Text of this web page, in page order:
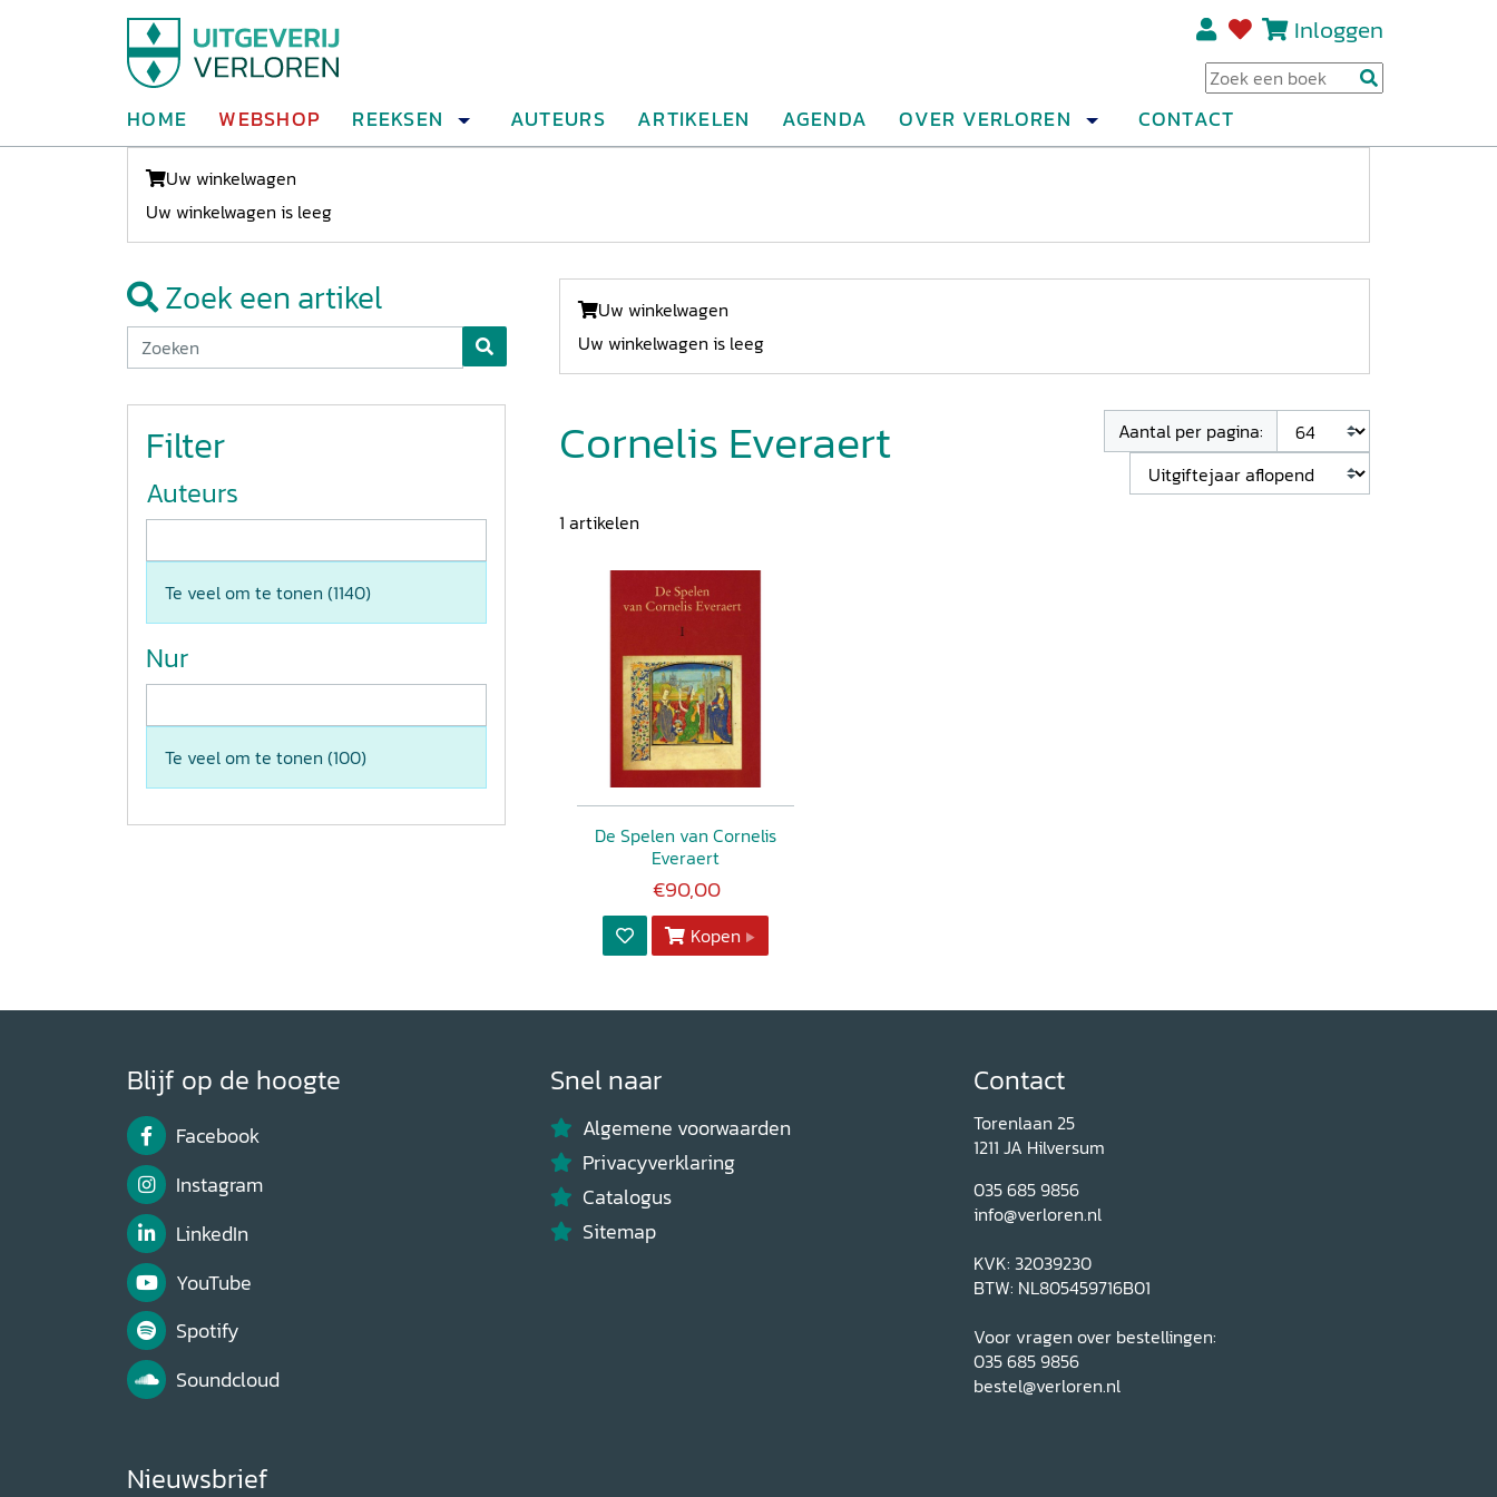
Inloggen
HOME WEBSHOP REEKSEN AUTEURS ARTIKELEN AGENDA OVER VERLOREN CONTACT
Uw winkelwagen
Uw winkelwagen is leeg
Zoek een artikel
Filter
Auteurs
Te veel om te tonen (1140)
Nur
Te veel om te tonen (100)
Uw winkelwagen
Uw winkelwagen is leeg
Cornelis Everaert
1 artikelen
Aantal per pagina:
De Spelen van Cornelis
Everaert
€90,00
Kopen
Blijf op de hoogte
Facebook
Instagram
LinkedIn
YouTube
Spotify
Soundcloud
Nieuwsbrief
Snel naar
Algemene voorwaarden
Privacyverklaring
Catalogus
Sitemap
Contact
Torenlaan 25
1211 JA Hilversum
035 685 9856
info@verloren.nl
KVK: 32039230
BTW: NL805459716B01
Voor vragen over bestellingen:
035 685 9856
bestel@verloren.nl